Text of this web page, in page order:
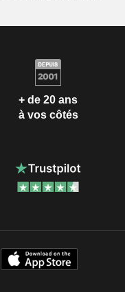
+ de 20 ans
à vos côtés